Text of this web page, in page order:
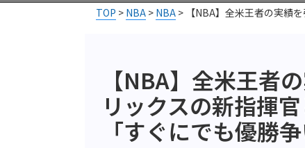
TOP > NBA > NBA > 【NBA】全米王者の実績
【NBA】全米王者
リックスの新指揮
「すぐにでも優勝